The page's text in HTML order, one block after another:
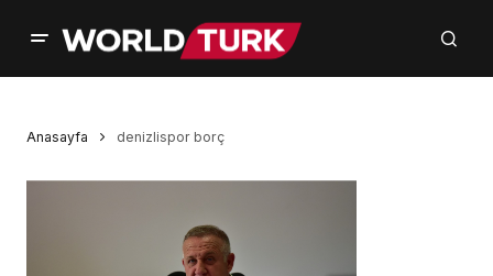
Anasayfa denizlispor borç